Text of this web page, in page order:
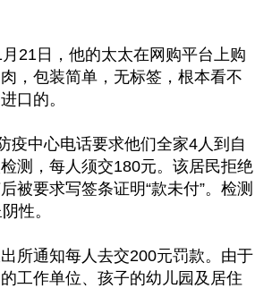
21日，他的太太在网购平台上购
，包装简单，无标签，根本看不
口的。
疫中心电话要求他们全家4人到自
测，每人须交180元。该居民拒绝
被要求写签条证明“款未付”。检测
性。
所通知每人去交200元罚款。由于
工作单位、孩子的幼儿园及居住